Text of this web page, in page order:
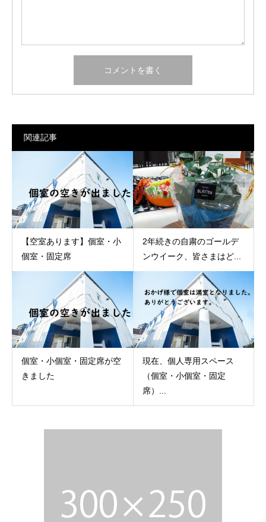
関連記事
【空室あります】個室・小
個室・固定席
2年続きの自粛のゴールデ
ンウイーク、皆さまはど...
個室・小個室・固定席が空
きました
現在、個人専用スペース
（個室・小個室・固定
席）...